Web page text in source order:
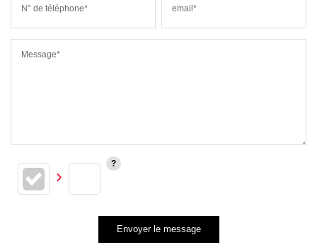
N° de téléphone* email*
Message*
Envoyer le message